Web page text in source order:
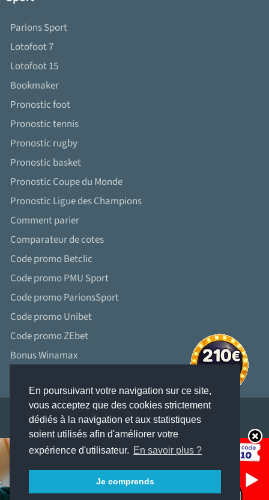
En poursuivant votre navigation sur ce site,
vous acceptez que des cookies strictement
dédiés à la navigation et aux statistiques
soient utilisés afin d'améliorer votre
expérience d'utilisateur. En savoir plus ?
Je comprends
Parions Sport
Lotofoot 7
Lotofoot 15
Bookmaker
Pronostic foot
Pronostic tennis
Pronostic rugby
Pronostic basket
Pronostic Coupe du Monde
Pronostic Ligue des Champions
Comment parier
Comparateur de cotes
Code promo Betclic
Code promo PMU Sport
Code promo ParionsSport
Code promo Unibet
Code promo ZEbet
Bonus Winamax
LES JEUX D’ARGENT ET DE HASARD PEUVENT ÊTRE DANGEREUX : PERTES
D’ARGENT, CONFLITS FAMILIAUX, ADDICTION...
RETROUVEZ NOS CONSEILS SUR JOUEURS-INFO-SERVICE. FR (09 74 75 13 13 –